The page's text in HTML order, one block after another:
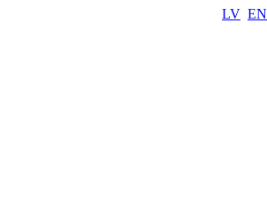
LV EN